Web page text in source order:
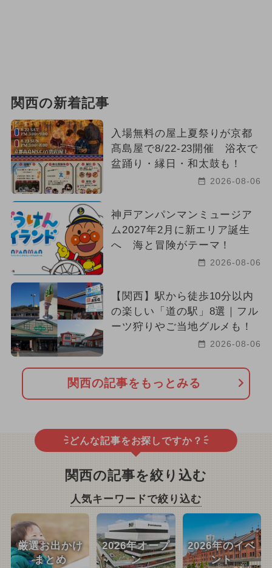
関西の新着記事
入場無料の屋上夏祭りが京都
髙島屋で8/22-23開催 浴衣で
盆踊り・縁日・和太鼓も！
2026-08-06
神戸アンパンマンミュージア
ム2027年2月に新エリア誕生
へ 海と冒険がテーマ！
2026-08-06
【関西】駅から徒歩10分以内
の楽しい「道の駅」8選｜フル
ーツ狩りやご当地グルメも！
2026-08-06
関西の記事をもっとみる
どんな記事をお探しですか？
関西の記事を絞り込む
人気キーワードで絞り込む
厳選お出かけ
まとめ
2026年オープ
ン
2026年のイベ
ント